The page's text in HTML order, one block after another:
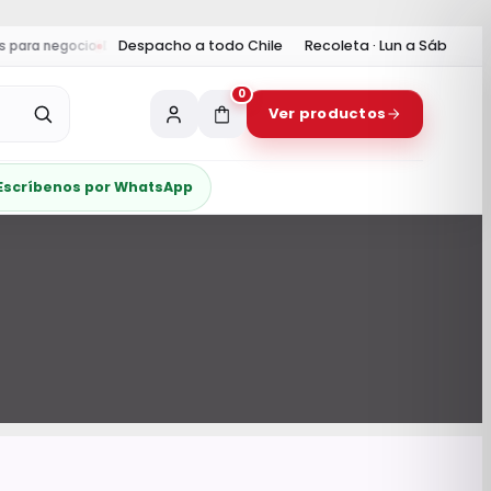
negocio Despacho:envíos a todo Chile y retiro en Recoleta
Despacho a todo Chile Recoleta · Lun a Sáb
por WhatsApp
0
Ver productos